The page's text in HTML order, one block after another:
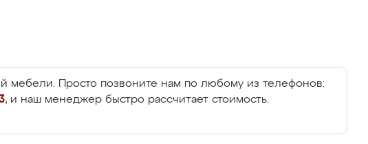
мебели. Просто позвоните нам по любому из телефонов:
, и наш менеджер быстро рассчитает стоимость.